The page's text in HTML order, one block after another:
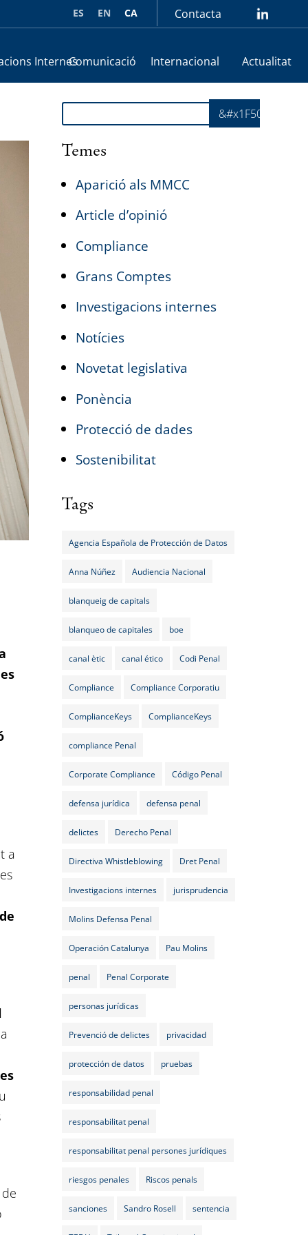
CA
EN
ES Contacta lin
InternesComunicació Internacional Actualitat
a
Cerca &#x1F50E;
Temes
Aparició als MMCC
Article d’opinió
Compliance
Grans Comptes
Investigacions internes
Notícies
Novetat legislativa
Ponència
Protecció de dades
Sostenibilitat
Tags
Agencia Española de Protección de Datos
Anna Núñez Audiencia Nacional
blanqueig de capitals
blanqueo de capitales boe
canal ètic canal ético Codi Penal
Compliance Compliance Corporatiu
ComplianceKeys ComplianceKeys
compliance Penal
Corporate Compliance Código Penal
defensa jurídica defensa penal
delictes Derecho Penal
Directiva Whistleblowing Dret Penal
Investigacions internes jurisprudencia
Molins Defensa Penal
Operación Catalunya Pau Molins
penal Penal Corporate
personas jurídicas
Prevenció de delictes privacidad
protección de datos pruebas
responsabilidad penal
responsabilitat penal
responsabilitat penal persones jurídiques
riesgos penales Riscos penals
sanciones Sandro Rosell sentencia